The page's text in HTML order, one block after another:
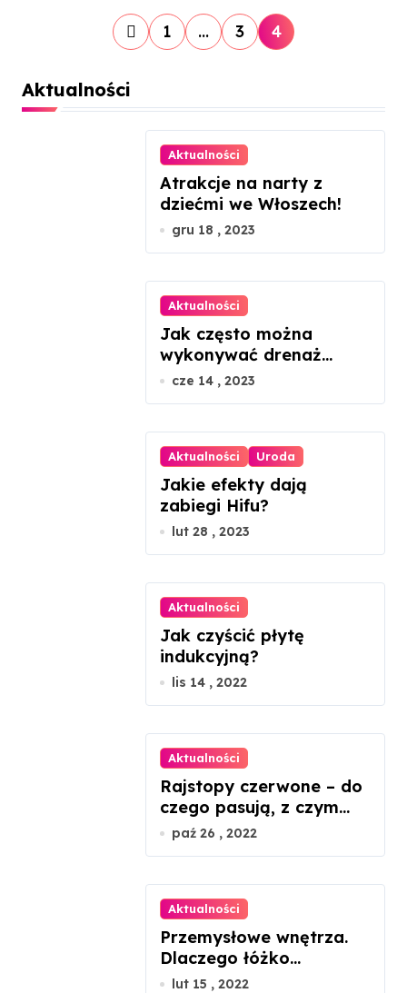
S
r
1 … 3 4
Aktualności
Aktualności
Atrakcje na narty z
dziećmi we Włoszech!
gru 18 , 2023
Aktualności
Jak często można
wykonywać drenaż
limfatyczny twarzy?
cze 14 , 2023
Aktualności Uroda
Jakie efekty dają
zabiegi Hifu?
lut 28 , 2023
Aktualności
Jak czyścić płytę
indukcyjną?
lis 14 , 2022
Aktualności
Rajstopy czerwone – do
czego pasują, z czym
nosić?
paź 26 , 2022
Aktualności
Przemysłowe wnętrza.
Dlaczego łóżko
metalowe będzie
lut 15 , 2022